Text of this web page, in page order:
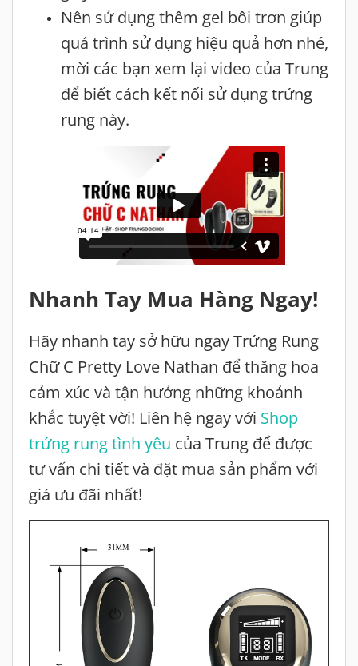
Nên sử dụng thêm gel bôi trơn giúp
quá trình sử dụng hiệu quả hơn nhé,
mời các bạn xem lại video của Trung
để biết cách kết nối sử dụng trứng
rung này.
Nhanh Tay Mua Hàng Ngay!
Hãy nhanh tay sở hữu ngay Trứng Rung
Chữ C Pretty Love Nathan để thăng hoa
cảm xúc và tận hưởng những khoảnh
khắc tuyệt vời! Liên hệ ngay với Shop
trứng rung tình yêu của Trung để được
tư vấn chi tiết và đặt mua sản phẩm với
giá ưu đãi nhất!